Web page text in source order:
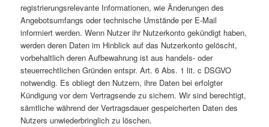
registrierungsrelevante Informationen, wie Änderungen des
Angebotsumfangs oder technische Umstände per E-Mail
informiert werden. Wenn Nutzer ihr Nutzerkonto gekündigt haben,
werden deren Daten im Hinblick auf das Nutzerkonto gelöscht,
vorbehaltlich deren Aufbewahrung ist aus handels- oder
steuerrechtlichen Gründen entspr. Art. 6 Abs. 1 lit. c DSGVO
notwendig. Es obliegt den Nutzern, ihre Daten bei erfolgter
Kündigung vor dem Vertragsende zu sichern. Wir sind berechtigt,
sämtliche während der Vertragsdauer gespeicherten Daten des
Nutzers unwiederbringlich zu löschen.